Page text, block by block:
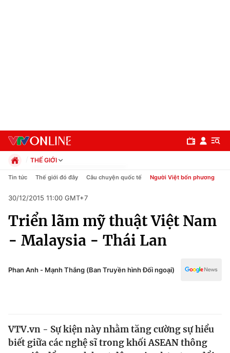
Chuyên mục
Chính trị
THẾ GIỚI
Chính trị
Pháp luật
Kinh tế
Thể thao
Truyền hình
Y tế
Tin tức Thế giới đó đây Câu chuyện quốc tế Người Việt bốn phương
30/12/2015 11:00 GMT+7
Triển lãm mỹ thuật Việt Nam
- Malaysia - Thái Lan
Phan Anh - Mạnh Thắng (Ban Truyền hình Đối ngoại)
VTV.vn - Sự kiện này nhằm tăng cường sự hiểu
biết giữa các nghệ sĩ trong khối ASEAN thông